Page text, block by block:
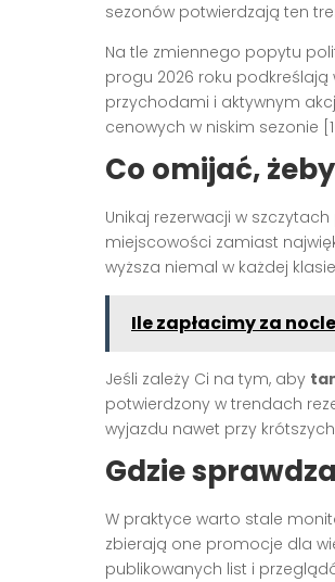
sezonów potwierdzają ten
Na tle zmiennego popytu
progu 2026 roku
przychodami i aktywnym
cenowych w niskim sezonie
Co omijać,
Unikaj rezerwacji w
miejscowości zamiast
wyższa niemal w każdej
Ile zapłacimy za
Jeśli zależy Ci na tym, aby
potwierdzony w trendach
wyjazdu nawet przy
Gdzie
W praktyce warto stale
zbierają one promocje dla
publikowanych list i